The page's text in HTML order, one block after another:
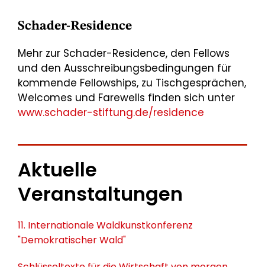
Schader-Residence
Mehr zur Schader-Residence, den Fellows
und den Ausschreibungsbedingungen für
kommende Fellowships, zu Tischgesprächen,
Welcomes und Farewells finden sich unter
www.schader-stiftung.de/residence
Aktuelle
Veranstaltungen
11. Internationale Waldkunstkonferenz
"Demokratischer Wald"